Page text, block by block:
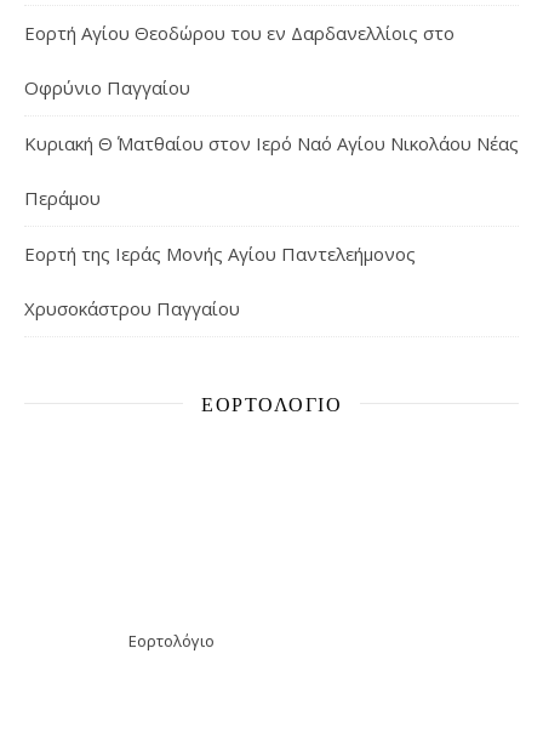
Εορτή Αγίου Θεοδώρου του εν Δαρδανελλίοις στο
Οφρύνιο Παγγαίου
Κυριακή Θ΄ Ματθαίου στον Ιερό Ναό Αγίου Νικολάου Νέας
Περάμου
Εορτή της Ιεράς Μονής Αγίου Παντελεήμονος
Χρυσοκάστρου Παγγαίου
ΕΟΡΤΟΛΌΓΙΟ
Εορτολόγιο